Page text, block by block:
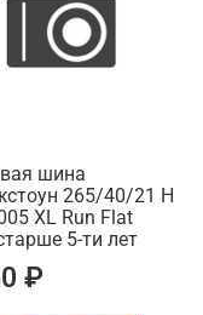
шина
265/40/21 H
XL Run Flat
5-ти лет
₽